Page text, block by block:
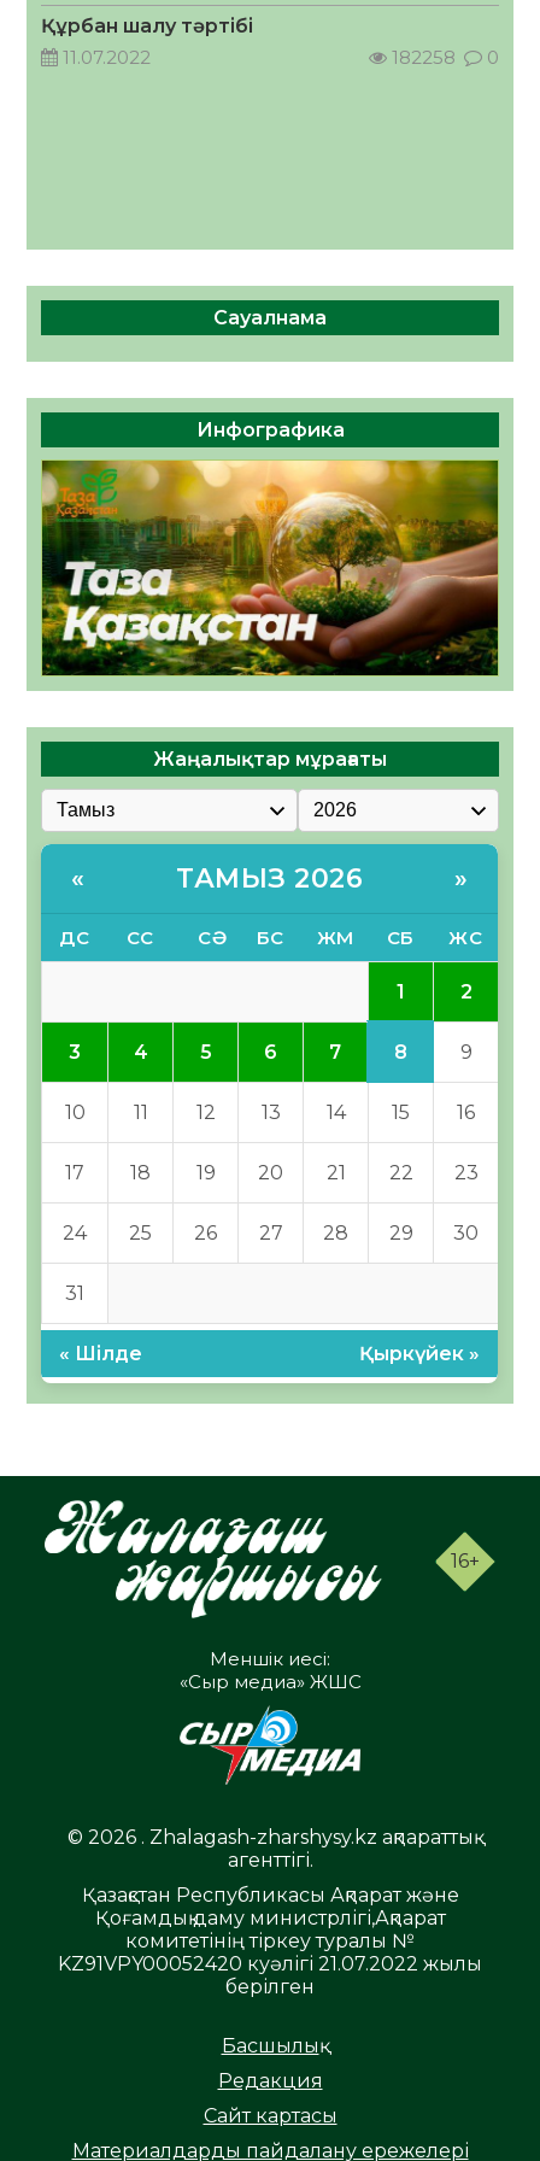
05.08.2026
54 0
Құрбан шалу тәртібі
11.07.2022
182258 0
Сауалнама
Инфографика
Жаңалықтар мұрағаты
« ТАМЫЗ 2026 »
ДС СС СӘ БС ЖМ СБ ЖС
1 2
3 4 5 6 7 8 9
10 11 12 13 14 15 16
17 18 19 20 21 22 23
24 25 26 27 28 29 30
31
« Шілде Қыркүйек »
16+
Меншік иесі:
«Сыр медиа» ЖШС
© 2026 . Zhalagash-zharshysy.kz ақпараттық
агенттігі.
Қазақстан Республикасы Ақпарат және
Қоғамдық даму министрлігі,Ақпарат
комитетінің тіркеу туралы №
KZ91VPY00052420 куәлігі 21.07.2022 жылы
берілген
Басшылық
Редакция
Сайт картасы
Материалдарды пайдалану ережелері